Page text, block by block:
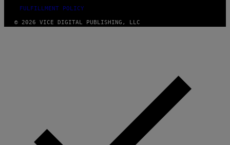
FULFILLMENT POLICY
© 2026 VICE DIGITAL PUBLISHING, LLC